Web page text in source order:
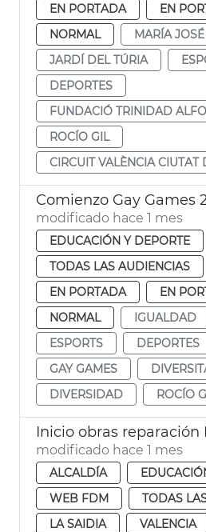
EN PORTADA
EN
NORMAL
MARÍA
JARDÍ DEL TÚRIA
DEPORTES
FUNDACIÓ TRINIDAD
ROCÍO GIL
CIRCUIT VALÈNCIA CIUTAT
Comienzo Gay Games
modificado hace 1 mes
EDUCACIÓN Y DEPORTE
TODAS LAS AUDIENCIAS
EN PORTADA
EN
NORMAL
IGUALDAD
ESPORTS
DEPORTES
GAY GAMES
DIVERSIDAD
ROCÍO
modificado hace 1 mes
ALCALDÍA
WEB FDM
TODAS
LA SAIDIA
VALENCIA